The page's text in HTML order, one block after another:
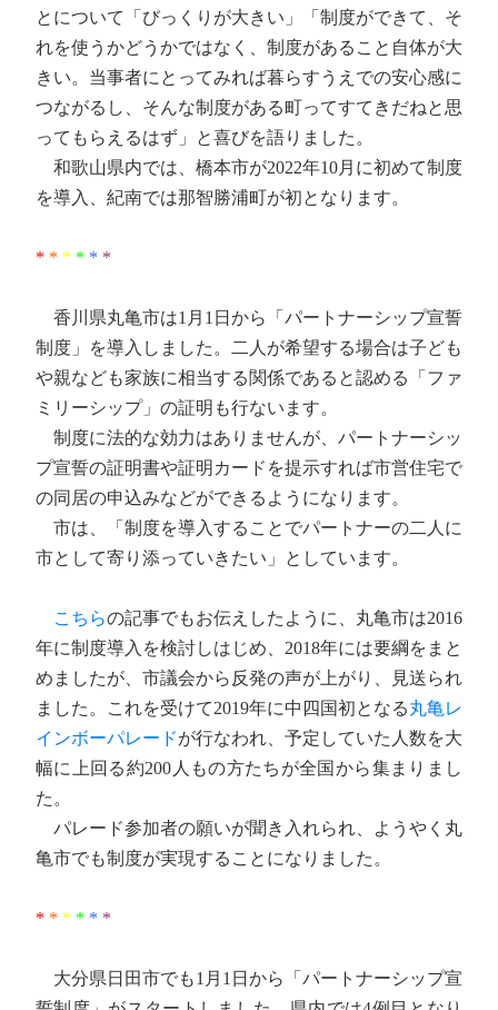
とについて「びっくりが大きい」「制度ができて、そ
れを使うかどうかではなく、制度があること自体が大
きい。当事者にとってみれば暮らすうえでの安心感に
つながるし、そんな制度がある町ってすてきだねと思
ってもらえるはず」と喜びを語りました。
和歌山県内では、橋本市が2022年10月に初めて制度
を導入、紀南では那智勝浦町が初となります。
* * * * * *
香川県丸亀市は1月1日から「パートナーシップ宣誓
制度」を導入しました。二人が希望する場合は子ども
や親なども家族に相当する関係であると認める「ファ
ミリーシップ」の証明も行ないます。
制度に法的な効力はありませんが、パートナーシッ
プ宣誓の証明書や証明カードを提示すれば市営住宅で
の同居の申込みなどができるようになります。
市は、「制度を導入することでパートナーの二人に
市として寄り添っていきたい」としています。
こちらの記事でもお伝えしたように、丸亀市は2016
年に制度導入を検討しはじめ、2018年には要綱をまと
めましたが、市議会から反発の声が上がり、見送られ
ました。これを受けて2019年に中四国初となる丸亀レ
インボーパレードが行なわれ、予定していた人数を大
幅に上回る約200人もの方たちが全国から集まりまし
た。
パレード参加者の願いが聞き入れられ、ようやく丸
亀市でも制度が実現することになりました。
* * * * * *
大分県日田市でも1月1日から「パートナーシップ宣